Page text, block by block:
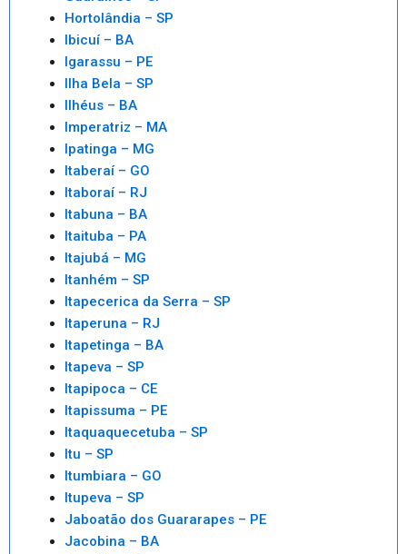
Hortolândia – SP
Ibicuí – BA
Igarassu – PE
Ilha Bela – SP
Ilhéus – BA
Imperatriz – MA
Ipatinga – MG
Itaberaí – GO
Itaboraí – RJ
Itabuna – BA
Itaituba – PA
Itajubá – MG
Itanhém – SP
Itapecerica da Serra – SP
Itaperuna – RJ
Itapetinga – BA
Itapeva – SP
Itapipoca – CE
Itapissuma – PE
Itaquaquecetuba – SP
Itu – SP
Itumbiara – GO
Itupeva – SP
Jaboatão dos Guararapes – PE
Jacobina – BA